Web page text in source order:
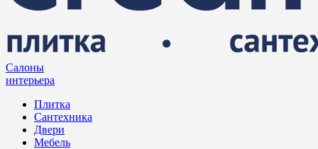
Салоны
интерьера
Плитка
Сантехника
Двери
Мебель